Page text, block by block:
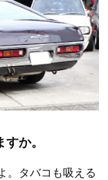
か。
。タバコも吸える